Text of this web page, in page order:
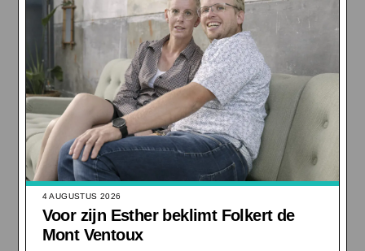
4 AUGUSTUS 2026
Voor zijn Esther beklimt Folkert de
Mont Ventoux